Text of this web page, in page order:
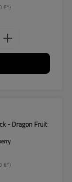
€*)
den
- Dragon Fruit
€*)